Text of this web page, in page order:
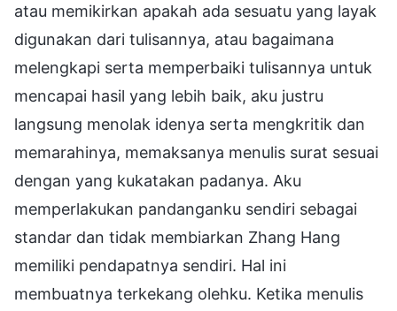
atau memikirkan apakah ada sesuatu yang layak
digunakan dari tulisannya, atau bagaimana
melengkapi serta memperbaiki tulisannya untuk
mencapai hasil yang lebih baik, aku justru
langsung menolak idenya serta mengkritik dan
memarahinya, memaksanya menulis surat sesuai
dengan yang kukatakan padanya. Aku
memperlakukan pandanganku sendiri sebagai
standar dan tidak membiarkan Zhang Hang
memiliki pendapatnya sendiri. Hal ini
membuatnya terkekang olehku. Ketika menulis